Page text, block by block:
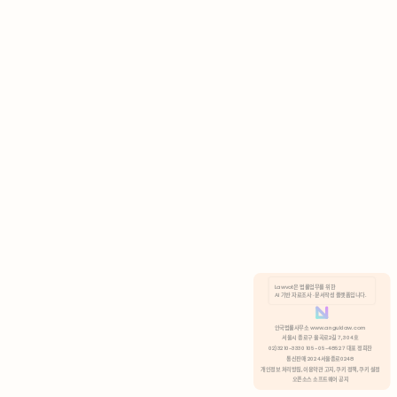
분석 쿠키 허용
Lawvot은 법률업무를 위한
AI 기반 자료조사 · 문서작성 플랫폼입니다.
안국법률사무소 www.anguklaw.com
서울시 종로구 율곡로2길 7, 304호
02)3210-3330 105-05-48527 대표 정희찬
통신판매 2024서울종로0248
개인정보 처리방침, 이용약관 고지, 쿠키 정책, 쿠키 설정
오픈소스 소프트웨어 공지